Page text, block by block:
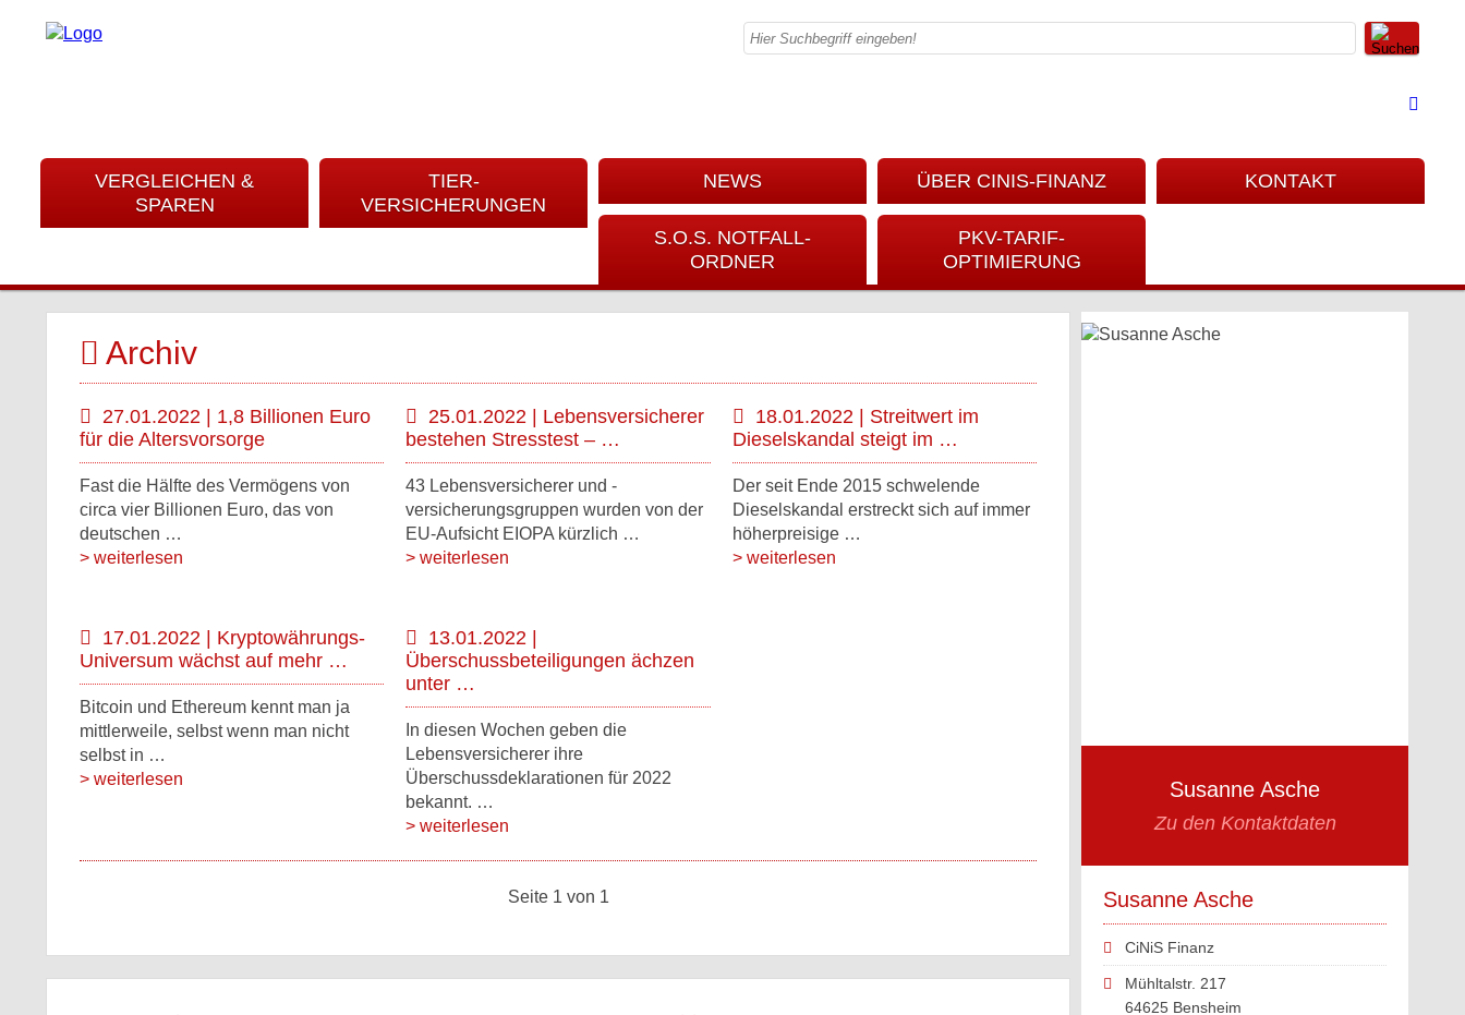
VERGLEICHEN &
SPAREN
TIER-
VERSICHERUNGEN
NEWS ÜBER CINIS-FINANZ KONTAKT
S.O.S. NOTFALL-
ORDNER
PKV-TARIF-
OPTIMIERUNG
Susanne Asche
Zu den Kontaktdaten
Susanne Asche
CiNiS Finanz
Mühltalstr. 217
64625 Bensheim
Archiv
27.01.2022 | 1,8 Billionen Euro
für die Altersvorsorge
Fast die Hälfte des Vermögens von
circa vier Billionen Euro, das von
deutschen …
> weiterlesen
25.01.2022 | Lebensversicherer
bestehen Stresstest – …
43 Lebensversicherer und -
versicherungsgruppen wurden von der
EU-Aufsicht EIOPA kürzlich …
> weiterlesen
18.01.2022 | Streitwert im
Dieselskandal steigt im …
Der seit Ende 2015 schwelende
Dieselskandal erstreckt sich auf immer
höherpreisige …
> weiterlesen
17.01.2022 | Kryptowährungs-
Universum wächst auf mehr …
Bitcoin und Ethereum kennt man ja
mittlerweile, selbst wenn man nicht
selbst in …
> weiterlesen
13.01.2022 |
Überschussbeteiligungen ächzen
unter …
In diesen Wochen geben die
Lebensversicherer ihre
Überschussdeklarationen für 2022
bekannt. …
> weiterlesen
Seite 1 von 1